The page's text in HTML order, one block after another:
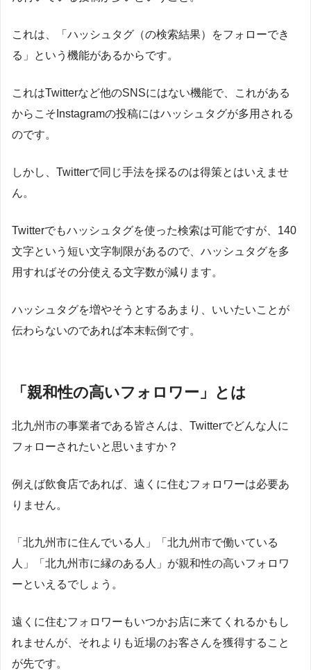
これは、「ハッシュタグ（の検索結果）をフォローでき
る」という機能があるからです。
これはTwitterなど他のSNSにはない機能で、これがある
からこそInstagramの投稿にはハッシュタグが多用される
のです。
しかし、Twitterで同じ手法を採るのは得策とはいえませ
ん。
Twitterでもハッシュタグを使った検索は可能ですが、140
文字という短い文字制限があるので、ハッシュタグを多
用すればその分使える文字数が減ります。
ハッシュタグを増やそうとするあまり、いいたいことが
伝わらないのであれば本末転倒です。
「親和性の高いフォロワー」とは
北九州市の事業者である皆さんは、Twitterでどんな人に
フォローされたいと思いますか？
例えば飲食店であれば、遠くに住むフォロワーは必要あ
りません。
「北九州市に住んでいる人」「北九州市で働いている
人」「北九州市に縁のある人」が親和性の高いフォロワ
ーといえるでしょう。
遠くに住むフォロワーもいつかお店に来てくれるかもし
れませんが、それよりも近場のお客さんを獲得すること
が先です。